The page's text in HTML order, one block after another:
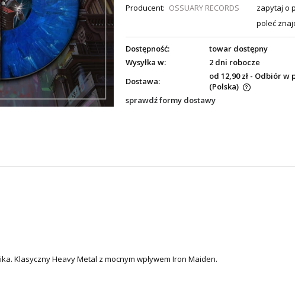
Producent: OSSUARY RECORDS
zapytaj o
poleć
Dostępność:
towar dostępny
Wysyłka w:
2 dni robocze
Dostawa:
od 12,90 zł - Odbiór w
(Polska)
sprawdź formy dostawy
Klasyczny Heavy Metal z mocnym wpływem Iron Maiden.